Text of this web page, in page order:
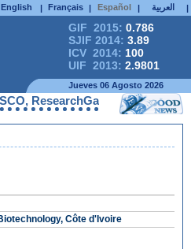
English | Français | Español | العربية |
GIF 2015: 0.786
SJIF 2014: 3.89
ICV 2014: 100
UIF 2013: 2.9801
Jueves 06 Agosto 2026
ResearchGate, ProQuest,
Côte d'Ivoire